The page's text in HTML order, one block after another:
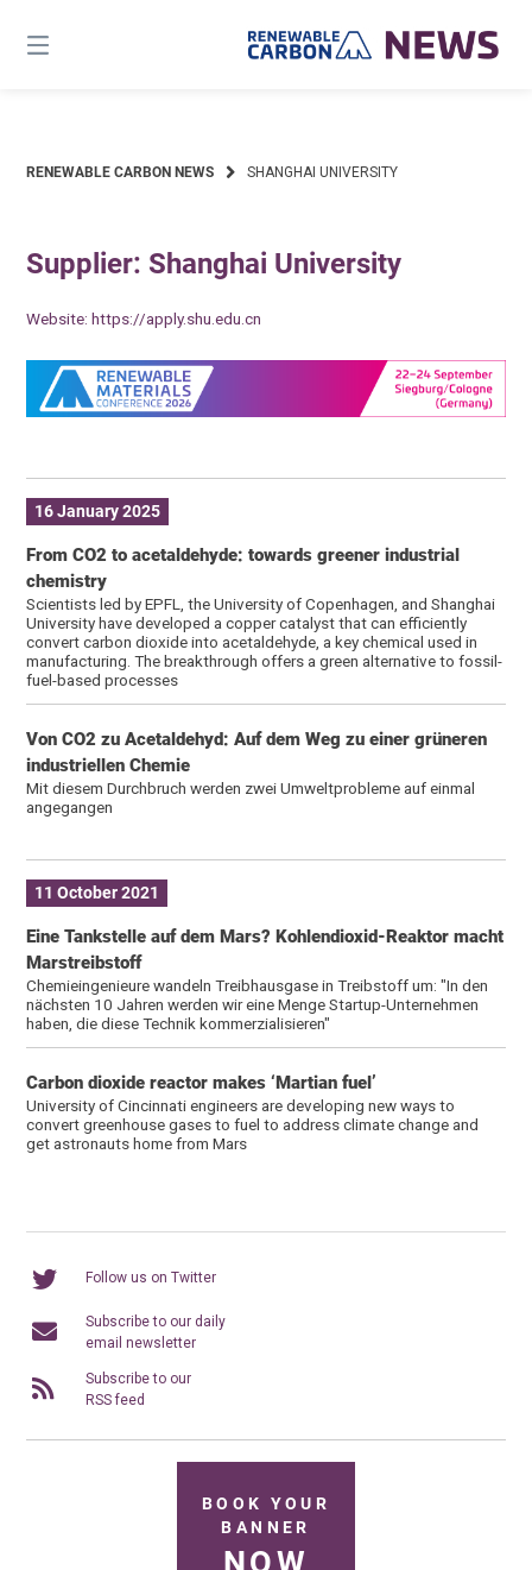
content
RENEWABLE CARBON NEWS SHANGHAI UNIVERSITY
Supplier: Shanghai University
Website:https://apply.shu.edu.cn
16 January 2025
From CO2 to acetaldehyde: towards greener industrial
chemistry
Scientists led by EPFL, the University of Copenhagen, and Shanghai
University have developed a copper catalyst that can efficiently
convert carbon dioxide into acetaldehyde, a key chemical used in
manufacturing. The breakthrough offers a green alternative to fossil-
fuel-based processes
Von CO2 zu Acetaldehyd: Auf dem Weg zu einer grüneren
industriellen Chemie
Mit diesem Durchbruch werden zwei Umweltprobleme auf einmal
angegangen
11 October 2021
Eine Tankstelle auf dem Mars? Kohlendioxid-Reaktor macht
Marstreibstoff
Chemieingenieure wandeln Treibhausgase in Treibstoff um: "In den
nächsten 10 Jahren werden wir eine Menge Startup-Unternehmen
haben, die diese Technik kommerzialisieren"
Carbon dioxide reactor makes ‘Martian fuel’
University of Cincinnati engineers are developing new ways to
convert greenhouse gases to fuel to address climate change and
get astronauts home from Mars
Follow us on Twitter
Subscribe to our daily
email newsletter
Subscribe to our
RSS feed
BOOK YOUR
BANNER